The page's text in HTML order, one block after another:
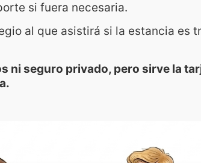
si fuera necesaria.
al que asistirá si la estancia es
ni seguro privado, pero sirve la